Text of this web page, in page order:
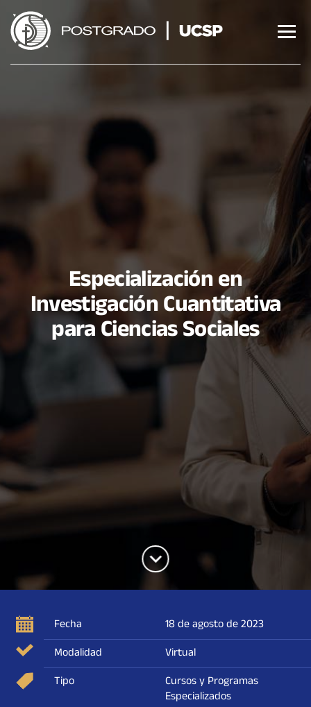
contenido
Especialización en
Investigación Cuantitativa
para Ciencias Sociales
Fecha
18 de agosto de 2023
Modalidad
Virtual
Tipo
Cursos y Programas
Especializados